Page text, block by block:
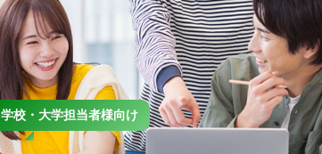
学校・大学担当者様向け